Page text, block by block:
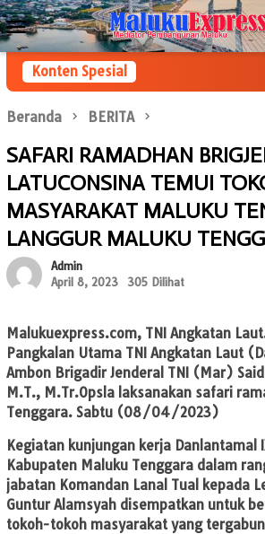
Loncat
ke
konten
Menu
Mobile
Konten Spesial
Beranda BERITA
SAFARI RAMADHAN
LATUCONSINA TEMUI
MASYARAKAT MALUKU
LANGGUR MALUKU
Admin
April 8, 2023
305 Dilihat
Malukuexpress.com, TNI Angkatan
Pangkalan Utama TNI Angkatan Laut
Ambon Brigadir Jenderal TNI (Mar)
M.T., M.Tr.Opsla laksanakan safari
Tenggara. Sabtu (08/04/2023)
Kegiatan kunjungan kerja Danlantamal
Kabupaten Maluku Tenggara dalam
jabatan Komandan Lanal Tual kepada
Guntur Alamsyah disempatkan untuk
tokoh-tokoh masyarakat yang